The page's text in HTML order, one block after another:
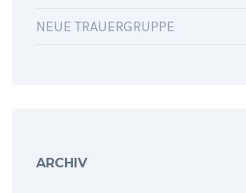
NEUE TRAUERGRUPPE
ARCHIV